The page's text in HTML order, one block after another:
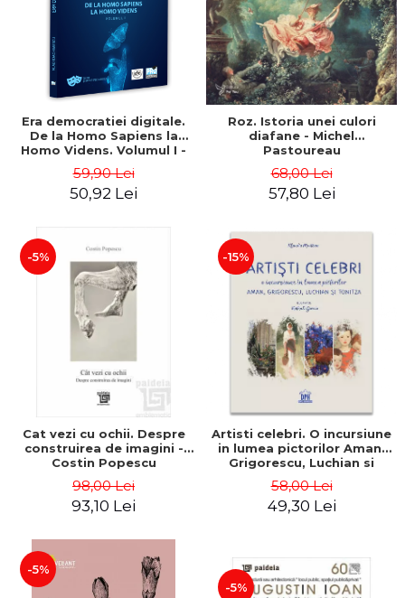
ADMINISTRATIVE
ȘTIINȚE ECONOMICE
ȘTIINȚE EXACTE
EDUCAȚIE FIZICĂ ȘI SPORT
PREUNIVERSITARIA
TIMP LIBER
ÎN CURS DE APARIȚIE
NOUTĂȚI
PACHETE DE STUDIU
PROMOȚIILE LUNII
ULTIMELE EXEMPLARE
Cum Cumpăr
Livrare
Politica de Retur
Formular de Retur
Distribuitori
Era democratiei digitale.
De la Homo Sapiens la
Homo Videns. Volumul I -
59,90 Lei
50,92 Lei
Roz. Istoria unei culori
diafane - Michel
Pastoureau
68,00 Lei
57,80 Lei
-5%
Cat vezi cu ochii. Despre
construirea de imagini -
Costin Popescu
98,00 Lei
93,10 Lei
-15%
Artisti celebri. O incursiune
in lumea pictorilor Aman,
Grigorescu, Luchian si
58,00 Lei
49,30 Lei
-5%
-5%